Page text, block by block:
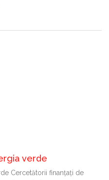
verde
Cercetătorii finanțați de